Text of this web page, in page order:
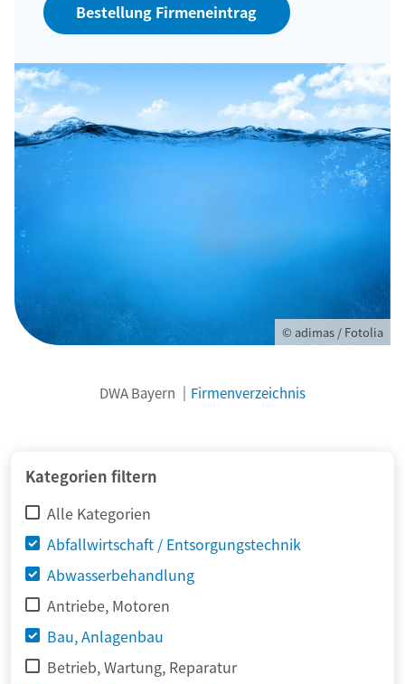
Bestellung Firmeneintrag
© adimas / Fotolia
DWA Bayern Firmenverzeichnis
Kategorien filtern
Alle Kategorien
Abfallwirtschaft / Entsorgungstechnik
Abwasserbehandlung
Antriebe, Motoren
Bau, Anlagenbau
Betrieb, Wartung, Reparatur